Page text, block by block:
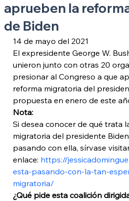
aprueben la
de Biden
14 de mayo del 2021
El expresidente George W.
unieron junto con otras 20
presionar al Congreso a que
reforma migratoria del
propuesta en enero de este
Nota:
Si desea conocer de qué trata
migratoria del presidente
pasando con ella, sírvase
enlace: https://
esta-pasando-con-la-tan-
migratoria/
¿Qué pide esta coalición